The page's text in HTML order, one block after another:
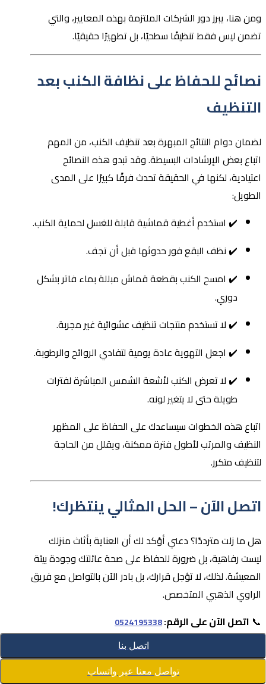
اتصل بنا
تواصل معنا عبر واتساب
ومن هنا، يبرز دور الشركات الملتزمة بهذه المعايير، والتي
تضمن ليس فقط تنظيفًا سطحيًا، بل تطهيرًا حقيقيًا.
نصائح للحفاظ على نظافة الكنب بعد
التنظيف
لضمان دوام النتائج المبهرة بعد تنظيف الكنب، من المهم
اتباع بعض الإرشادات البسيطة. وقد تبدو هذه النصائح
اعتيادية، لكنها في الحقيقة تحدث فرقًا كبيرًا على المدى
الطويل:
✔️ استخدم أغطية قماشية قابلة للغسل لحماية الكنب.
✔️ نظف البقع فور حدوثها قبل أن تجف.
✔️ امسح الكنب بقطعة قماش مبللة بماء فاتر بشكل
دوري.
✔️ لا تستخدم منتجات تنظيف عشوائية غير مجربة.
✔️ اجعل التهوية عادة يومية لتفادي الروائح والرطوبة.
✔️ لا تعرض الكنب لأشعة الشمس المباشرة لفترات
طويلة حتى لا يتغير لونه.
اتباع هذه الخطوات سيساعدك على الحفاظ على المظهر
النظيف والمرتب لأطول فترة ممكنة، ويقلل من الحاجة
لتنظيف متكرر.
اتصل الآن – الحل المثالي ينتظرك!
هل ما زلت مترددًا؟ دعني أؤكد لك أن العناية بأثاث منزلك
ليست رفاهية، بل ضرورة للحفاظ على صحة عائلتك وجودة بيئة
المعيشة. لذلك، لا تؤجل قرارك، بل بادر الآن بالتواصل مع فريق
الراوي الذهبي المتخصص.
📞 اتصل الآن على الرقم:0524195338
📍الموقع: أبو ظبي – خدمات تغطي جميع المناطق
🕐الرد السريع – تواصل خلال دقائق فقط